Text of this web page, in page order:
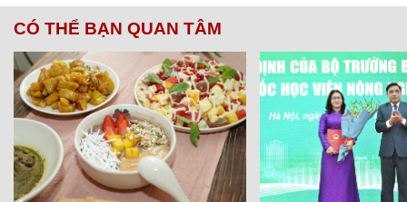
CÓ THỂ BẠN QUAN TÂM